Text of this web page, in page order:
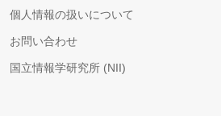
個人情報の扱いについて
お問い合わせ
国立情報学研究所 (NII)